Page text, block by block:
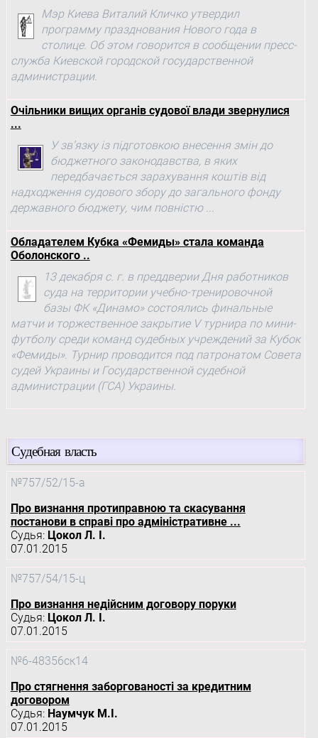
Мэр Киева Виталий Кличко утвердил
программу празднования Нового года в
столице. Об этом говорится в сообщении пресс-
служба Киевской городской государственной
администрации.
Очільники вищих органів судової влади звернулися
...
У зв’язку із підготовкою внесення змін до
бюджетного законодавства, в яких
передбачається зарахування коштів від
надходження судового збору до загального фонду
державного бюджету, чим повністю ...
Обладателем Кубка «Фемиды» стала команда
Оболонского ..
13 декабря с. г. в преддверии Дня работников
суда на территории учебно-тренировочной
базы ФК «Динамо» состоялись финальные
матчи и торжественное закрытие V турнира по мини-
футболу среди команд судебных учреждений за Кубок
«Фемиды». Турнир проводится под патронатом Совета
судей Украины и Государственной судебной
администрации (ГСА) Украины.
Судебная власть
№757/52/15-а
Про визнання протиправною та скасування
постанови в справі про адміністративне ...
Судья: Цокол Л. І.
07.01.2015
№757/54/15-ц
Про визнання недійсним договору поруки
Судья: Цокол Л. І.
07.01.2015
№6-48356ск14
Про стягнення заборгованості за кредитним
договором
Судья: Наумчук М.І.
07.01.2015